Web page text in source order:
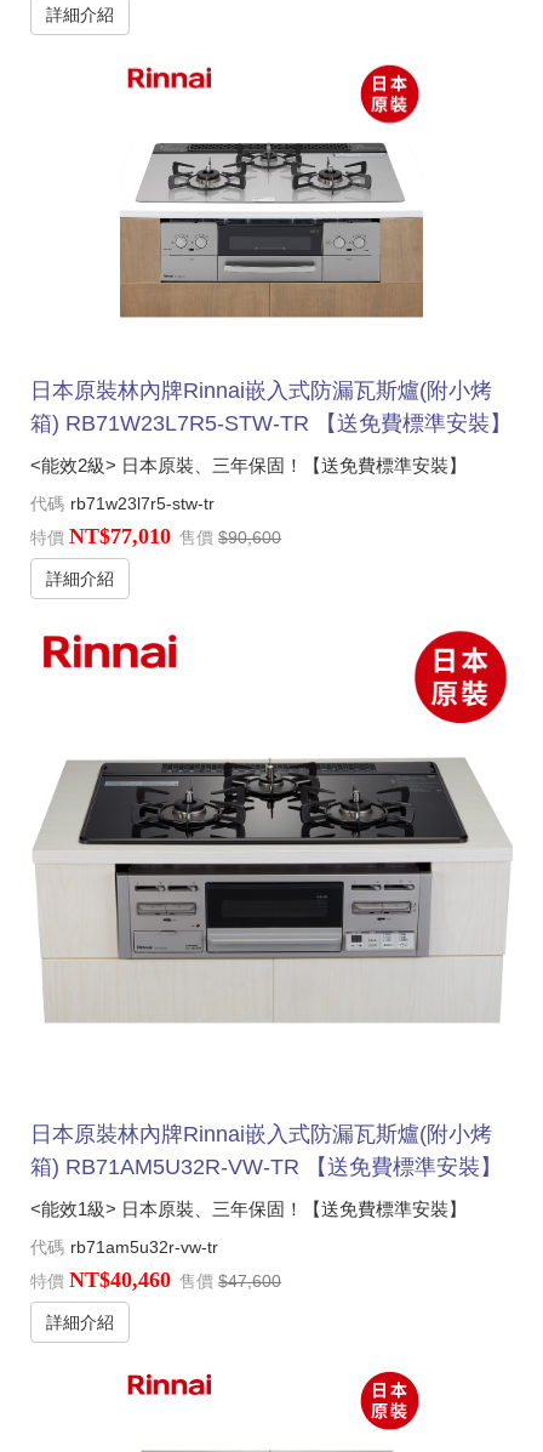
詳細介紹
日本原裝林內牌Rinnai嵌入式防漏瓦斯爐(附小烤
箱) RB71W23L7R5-STW-TR 【送免費標準安裝】
<能效2級> 日本原裝、三年保固！【送免費標準安裝】
代碼 rb71w23l7r5-stw-tr
特價 NT$77,010 售價 $90,600
詳細介紹
日本原裝林內牌Rinnai嵌入式防漏瓦斯爐(附小烤
箱) RB71AM5U32R-VW-TR 【送免費標準安裝】
<能效1級> 日本原裝、三年保固！【送免費標準安裝】
代碼 rb71am5u32r-vw-tr
特價 NT$40,460 售價 $47,600
詳細介紹